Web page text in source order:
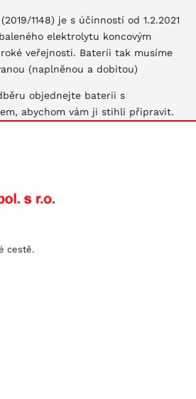
1148) je s účinností od 1.2.2021
elektrolytu koncovým
veřejnosti. Baterii tak musíme
(naplněnou a dobitou)
objednejte baterii s
abychom vám ji stihli připravit.
cestě.